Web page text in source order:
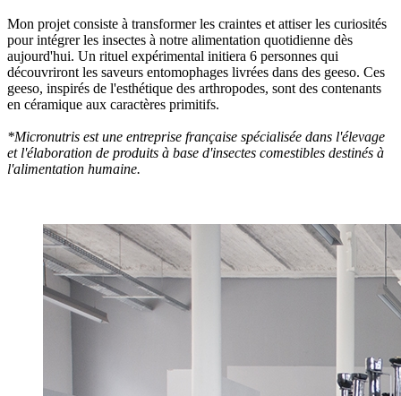
Mon projet consiste à transformer les craintes et attiser les curiosités
pour intégrer les insectes à notre alimentation quotidienne dès
aujourd'hui. Un rituel expérimental initiera 6 personnes qui
découvriront les saveurs entomophages livrées dans des geeso. Ces
geeso, inspirés de l'esthétique des arthropodes, sont des contenants
en céramique aux caractères primitifs.
*Micronutris est une entreprise française spécialisée dans l'élevage
et l'élaboration de produits à base d'insectes comestibles destinés à
l'alimentation humaine.